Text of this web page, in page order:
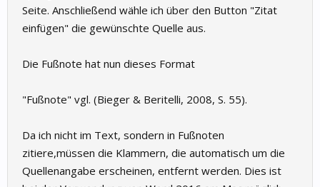
Seite. Anschließend wähle ich über den Button "Zitat
einfügen" die gewünschte Quelle aus.
Die Fußnote hat nun dieses Format
"Fußnote" vgl. (Bieger & Beritelli, 2008, S. 55).
Da ich nicht im Text, sondern in Fußnoten
zitiere,müssen die Klammern, die automatisch um die
Quellenangabe erscheinen, entfernt werden. Dies ist